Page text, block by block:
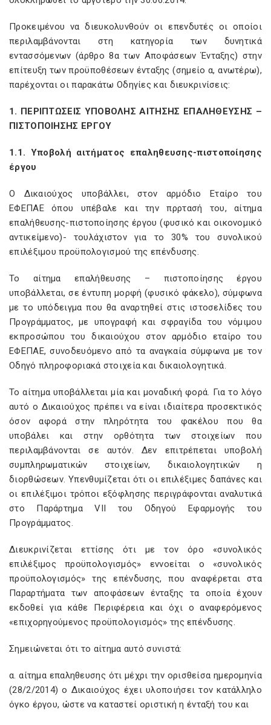
Προκειμένου να διευκολυνθούν οι επενδυτές οι οποίοι
περιλαμβάνονται στη κατηγορία των δυνητικά
εντασσόμενων (άρθρο 8α των Αποφάσεων Ένταξης) στην
επίτευξη των προϋποθέσεων ένταξης (σημείο α, ανωτέρω),
παρέχονται οι παρακάτω Οδηγίες και διευκρινίσεις:
1. ΠΕΡΙΠΤΩΣΕΙΣ ΥΠΟΒΟΛΗΣ ΑΙΤΗΣΗΣ ΕΠΑΛΗΘΕΥΣΗΣ –
ΠΙΣΤΟΠΟΙΗΣΗΣ ΕΡΓΟΥ
1.1. Υποβολή αιτήματος επαληθευσης-πιστοποίησης
έργου
Ο Δικαιούχος υποβάλλει, στον αρμόδιο Εταίρο του
ΕΦΕΠΑΕ όπου υπέβαλε και την πρρτασή του, αίτημα
επαλήθευσης-πιστοποίησης έργου (φυσικό και οικονομικό
αντικείμενο)- τουλάχιστον για το 30% του συνολικού
επιλέξιμου προϋπολογισμού της επένδυσης.
Το αίτημα επαλήθευσης – πιστοποίησης έργου
υποβάλλεται, σε έντυπη μορφή (φυσικό φάκελο), σύμφωνα
με το υπόδειγμα που θα αναρτηθεί στις ιστοσελίδες του
Προγράμματος, με υπογραφή και σφραγίδα του νόμιμου
εκπροσώπου του δικαιούχου στον αρμόδιο εταίρο του
ΕΦΕΠΑΕ, συνοδευόμενο από τα αναγκαία σύμφωνα με τον
Οδηγό πληροφοριακά στοιχεία και δικαιολογητικά.
Το αίτημα υποβάλλεται μία και μοναδική φορά. Για το λόγο
αυτό ο Δικαιούχος πρέπει να είναι ιδιαίτερα προσεκτικός
όσον αφορά στην πληρότητα του φακέλου που θα
υποβάλει και στην ορθότητα των στοιχείων που
περιλαμβάνονται σε αυτόν. Δεν επιτρέπεται υποβολή
συμπληρωματικών στοιχείων, δικαιολογητικών η
διορθώσεων. Υπενθυμίζεται ότι οι επιλέξιμες δαπάνες και
οι επιλέξιμοι τρόποι εξόφλησης περιγράφονται αναλυτικά
στο Παράρτημα VII του Οδηγού Εφαρμογής του
Προγράμματος.
Διευκρινίζεται εττίσης ότι με τον όρο «συνολικός
επιλέξιμος προϋπολογισμός» εννοείται ο «συνολικός
προϋπολογισμός» της επένδυσης, που αναφέρεται στα
Παραρτήματα των αποφάσεων ένταξης τα οποία έχουν
εκδοθεί για κάθε Περιφέρεια και όχι ο αναφερόμενος
«επιχορηγούμενος προϋπολογισμός» της επένδυσης.
Σημειώνεται ότι το αίτημα αυτό συνιστά:
α. αίτημα επαληθευσης ότι μέχρι την ορισθείσα ημερομηνία
(28/2/2014) ο Δικαιούχος έχει υλοποιήσει τον κατάλληλο
όγκο έργου, ώστε να καταστεί οριστική η ένταξή του και